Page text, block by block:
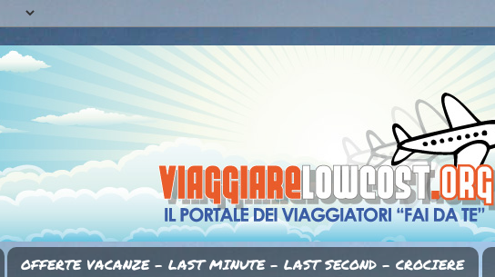
OFFERTE VACANZE - LAST MINUTE - LAST SECOND - CROCIERE